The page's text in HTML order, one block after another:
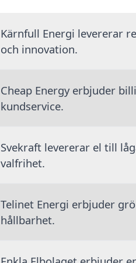
Kärnfull Energi levererar
och innovation.
Cheap Energy erbjuder
kundservice.
Svekraft levererar el till
valfrihet.
Telinet Energi erbjuder
hållbarhet.